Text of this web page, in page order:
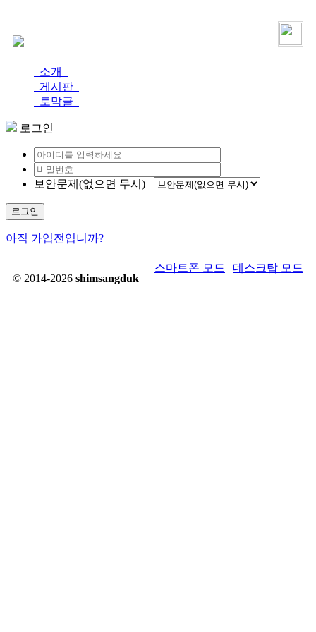
소개
게시판
토막글
로그인
보안문제(없으면 무시)
로그인
아직 가입전입니까?
© 2014-2026 shimsangduk
스마트폰 모드 | 데스크탑 모드